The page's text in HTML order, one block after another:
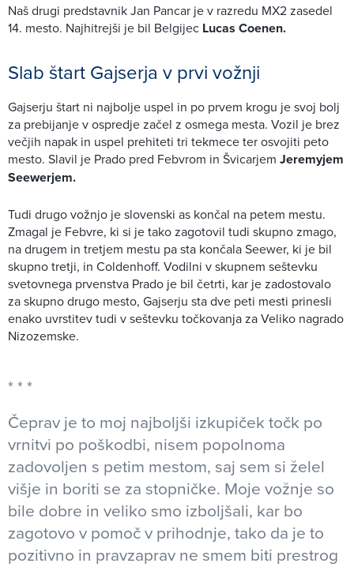
Naš drugi predstavnik Jan Pancar je v razredu MX2 zasedel
14. mesto. Najhitrejši je bil Belgijec Lucas Coenen.
Slab štart Gajserja v prvi vožnji
Gajserju štart ni najbolje uspel in po prvem krogu je svoj bolj
za prebijanje v ospredje začel z osmega mesta. Vozil je brez
večjih napak in uspel prehiteti tri tekmece ter osvojiti peto
mesto. Slavil je Prado pred Febvrom in Švicarjem Jeremyjem
Seewerjem.
Tudi drugo vožnjo je slovenski as končal na petem mestu.
Zmagal je Febvre, ki si je tako zagotovil tudi skupno zmago,
na drugem in tretjem mestu pa sta končala Seewer, ki je bil
skupno tretji, in Coldenhoff. Vodilni v skupnem seštevku
svetovnega prvenstva Prado je bil četrti, kar je zadostovalo
za skupno drugo mesto, Gajserju sta dve peti mesti prinesli
enako uvrstitev tudi v seštevku točkovanja za Veliko nagrado
Nizozemske.
Čeprav je to moj najboljši izkupiček točk po
vrnitvi po poškodbi, nisem popolnoma
zadovoljen s petim mestom, saj sem si želel
višje in boriti se za stopničke. Moje vožnje so
bile dobre in veliko smo izboljšali, kar bo
zagotovo v pomoč v prihodnje, tako da je to
pozitivno in pravzaprav ne smem biti prestrog